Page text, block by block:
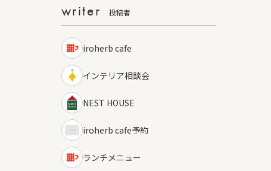
writer 投稿者
iroherb cafe
インテリア相談会
NEST HOUSE
iroherb cafe予約
ランチメニュー